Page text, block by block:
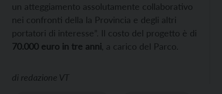
un atteggiamento assolutamente collaborativo
nei confronti della la Provincia e degli altri
portatori di interesse”. Il costo del progetto è di
70.000 euro in tre anni , a carico del Parco.
di redazione VT